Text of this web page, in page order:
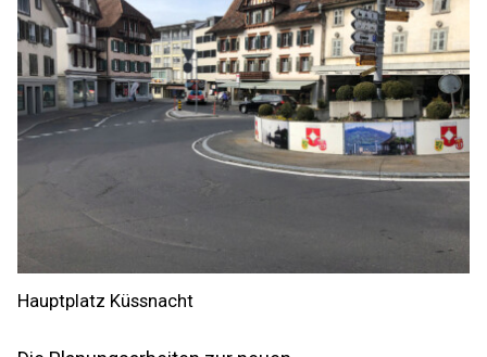
Hauptplatz Küssnacht